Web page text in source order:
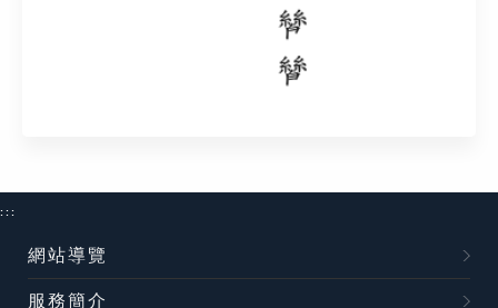
:::
網站導覽
服務簡介